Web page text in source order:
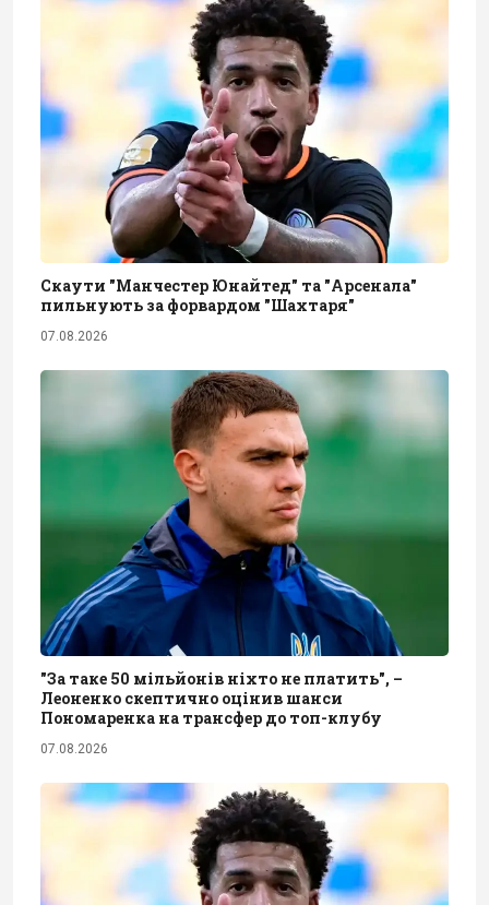
Скаути "Манчестер Юнайтед" та "Арсенала"
пильнують за форвардом "Шахтаря"
07.08.2026
"За таке 50 мільйонів ніхто не платить", –
Леоненко скептично оцінив шанси
Пономаренка на трансфер до топ-клубу
07.08.2026